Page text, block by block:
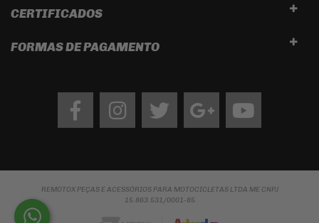
CERTIFICADOS
FORMAS DE PAGAMENTO
FacebookInstagram twitter googleYoutube
REMOTOX PEÇAS E ACESSÓRIOS PARA MOTOCICLETAS LTDA ME CNPJ
15.863.531/0001-85